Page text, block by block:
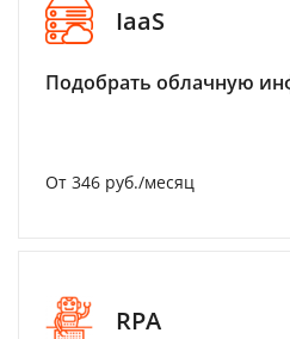
IaaS
Подобрать облачную
От 346 руб./месяц
RPA